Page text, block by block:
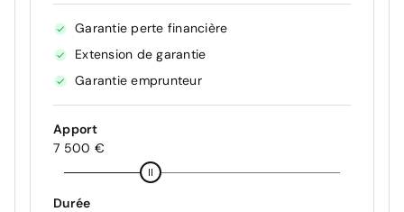
Garantie perte financière
Extension de garantie
Garantie emprunteur
Apport
7 500 €
Durée